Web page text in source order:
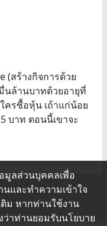
(สร้างกิจการด้วย
นล้านบาทด้วยอายุที่
ครซื้อหุ้น เถ้าแก่น้อย
บาท ตอนนี้เขาจะ
มูลส่วนบุคคลเพื่อ
และทำความเข้าใจ
ติม หากท่านใช้งาน
ว่าท่านยอมรับนโยบาย